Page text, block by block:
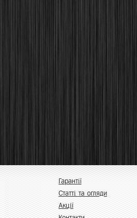
Гарантії
Статті та огляди
Акції